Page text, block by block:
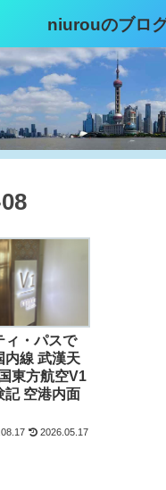
ィ・パスで
内線 武漢天
東方航空V1
記 空港内面
2026.05.17
niurouのブロ